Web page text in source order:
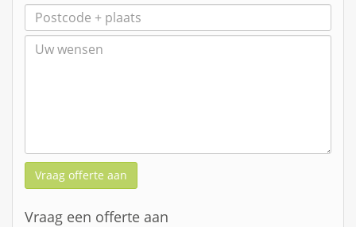
Vraag offerte aan
Vraag een offerte aan